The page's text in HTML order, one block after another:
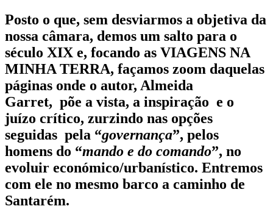
Posto o que, sem desviarmos a objetiva da
nossa câmara, demos um salto para o
século XIX e, focando as VIAGENS NA
MINHA TERRA, façamos zoom daquelas
páginas onde o autor, Almeida
Garret, põe a vista, a inspiração e o
juízo crítico, zurzindo nas opções
seguidas pela “governança”, pelos
homens do “mando e do comando”, no
evoluir económico/urbanístico. Entremos
com ele no mesmo barco a caminho de
Santarém.